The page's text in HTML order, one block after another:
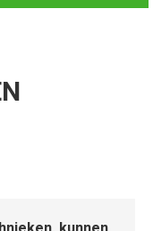
kunnen